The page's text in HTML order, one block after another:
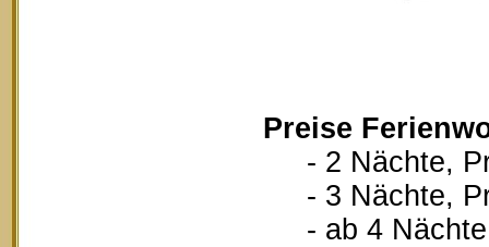
Preise
- 2 Nächte,
- 3 Nächte,
- ab 4 Nächte,